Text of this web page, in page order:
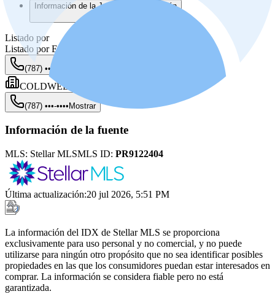
Información de la Junta de Planificación
Listado por
Listado por Eric Maldonado Matias
(787) •••-••••
COLDWELL BANKER OF PR
(787) •••-••••Mostrar
Información de la fuente
MLS: Stellar MLSMLS ID: PR9122404
Última actualización:20 jul 2026, 5:51 PM
La información del IDX de Stellar MLS se proporciona
exclusivamente para uso personal y no comercial, y no puede
utilizarse para ningún otro propósito que no sea identificar posibles
propiedades en las que los consumidores puedan estar interesados en
comprar. La información se considera fiable pero no está
garantizada.